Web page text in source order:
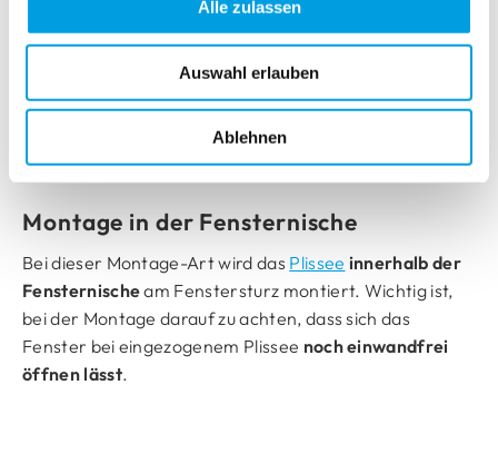
Alle zulassen
Auswahl erlauben
Ablehnen
durch Winkel am Fensterflügel angeschraubt oder –
dieser Montageart kommenalle Möglichkeiten der
Bedienunginfrage.
Montage in der Fensternische
Bei dieser Montage-Art wird das Plissee innerhalb der
Fensternischeam Fenstersturz montiert. Wichtig ist,
bei der Montage darauf zu achten, dass sich das
Fenster bei eingezogenem Plissee noch einwandfrei
öffnen lässt.